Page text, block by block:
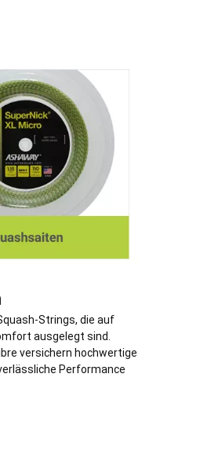
Strings, die auf
ausgelegt sind.
versichern hochwertige
Performance